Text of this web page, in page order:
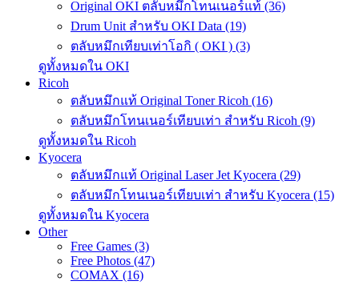
Original OKI ตลับหมึกโทนเนอร์แท้ (36)
Drum Unit สำหรับ OKI Data (19)
ตลับหมึกเทียบเท่าโอกิ ( OKI ) (3)
ดูทั้งหมดใน OKI
Ricoh
ตลับหมึกแท้ Original Toner Ricoh (16)
ตลับหมึกโทนเนอร์เทียบเท่า สำหรับ Ricoh (9)
ดูทั้งหมดใน Ricoh
Kyocera
ตลับหมึกแท้ Original Laser Jet Kyocera (29)
ตลับหมึกโทนเนอร์เทียบเท่า สำหรับ Kyocera (15)
ดูทั้งหมดใน Kyocera
Other
Free Games (3)
Free Photos (47)
COMAX (16)